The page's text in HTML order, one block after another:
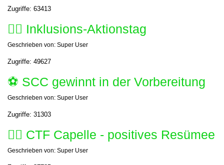
Zugriffe: 63413
🤸‍♀️ Inklusions-Aktionstag
Geschrieben von: Super User
Zugriffe: 49627
⚽️ SCC gewinnt in der Vorbereitung
Geschrieben von: Super User
Zugriffe: 31303
🚴‍♂️ CTF Capelle - positives Resümee
Geschrieben von: Super User